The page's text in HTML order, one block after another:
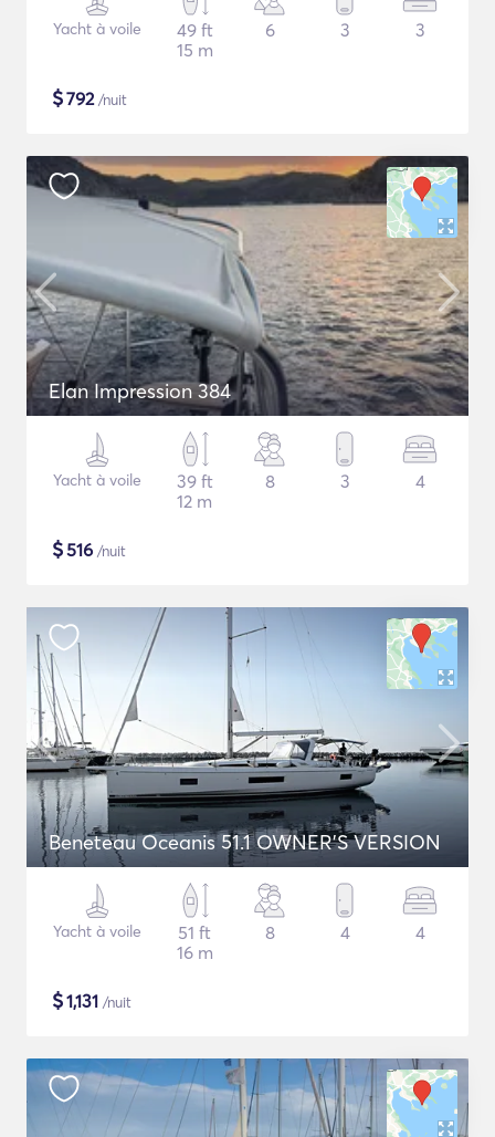
Yacht à voile
49 ft
15 m
6 3 3
$792/nuit
Elan Impression 384
Yacht à voile
39 ft
12 m
8 3 4
$516 /nuit
Beneteau Oceanis 51.1 OWNER'S VERSION
Yacht à voile
51 ft
16 m
8 4 4
$1,131 /nuit